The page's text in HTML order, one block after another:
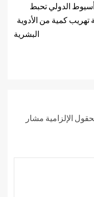
الدولي تحبط
تهريب كمية من الأدوية
البشرية
الإلزامية مشار